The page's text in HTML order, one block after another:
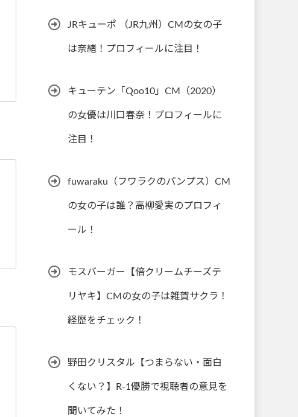
JRキューポ （JR九州）CMの女の子
は奈緒！プロフィールに注目！
キューテン「Qoo10」CM（2020）
の女優は川口春奈！プロフィールに
注目！
fuwaraku（フワラクのパンプス）CM
の女の子は誰？高柳愛実のプロフィ
ール！
モスバーガー【倍クリームチーズテ
リヤキ】CMの女の子は雑賀サクラ！
経歴をチェック！
野田クリスタル【つまらない・面白
くない？】R-1優勝で視聴者の意見を
聞いてみた！